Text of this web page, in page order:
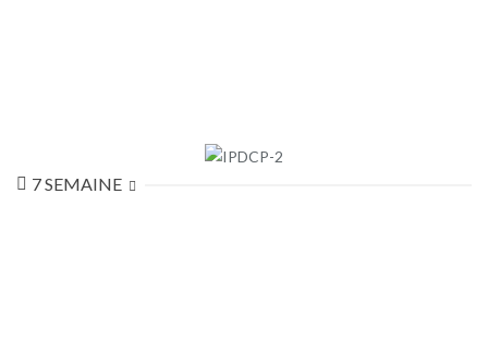
7 SEMAINE